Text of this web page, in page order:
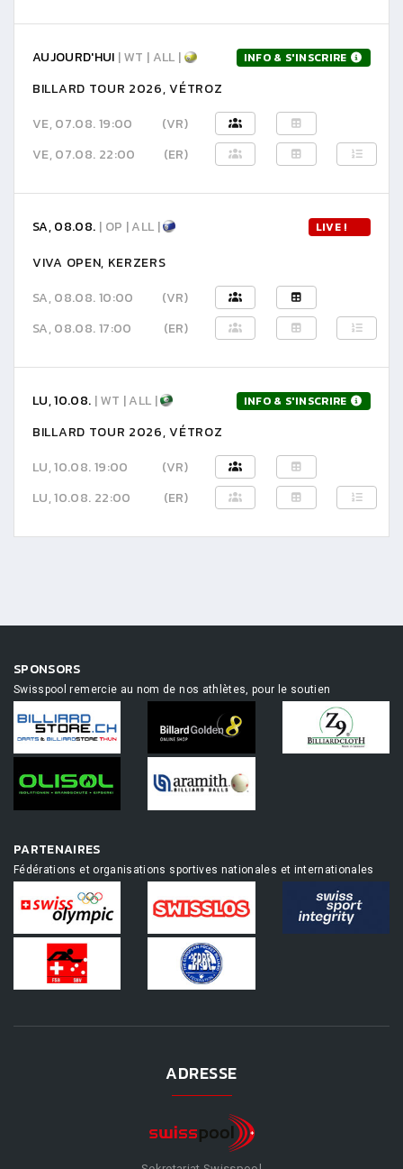
AUJOURD'HUI | WT | ALL | INFO & S'INSCRIRE
BILLARD TOUR 2026, VÉTROZ
VE, 07.08. 19:00
(VR)
VE, 07.08. 22:00
(ER)
SA, 08.08. | OP | ALL | LIVE !
VIVA OPEN, KERZERS
SA, 08.08. 10:00
(VR)
SA, 08.08. 17:00
(ER)
LU, 10.08. | WT | ALL | INFO & S'INSCRIRE
BILLARD TOUR 2026, VÉTROZ
LU, 10.08. 19:00
(VR)
LU, 10.08. 22:00
(ER)
SPONSORS
Swisspool remercie au nom de nos athlètes, pour le soutien
PARTENAIRES
Fédérations et organisations sportives nationales et internationales
ADRESSE